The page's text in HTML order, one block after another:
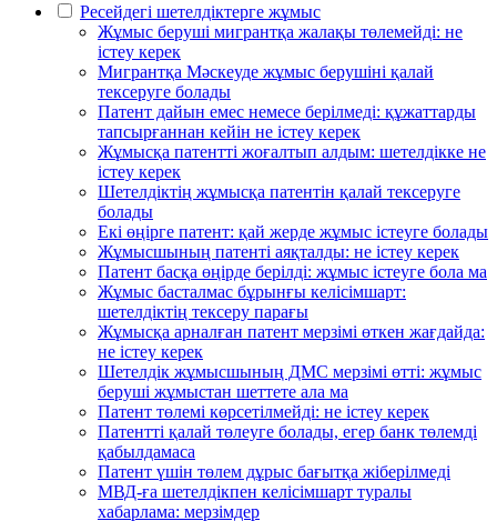
Ресейдегі шетелдіктерге жұмыс
Жұмыс беруші мигрантқа жалақы төлемейді: не
істеу керек
Мигрантқа Мәскеуде жұмыс берушіні қалай
тексеруге болады
Патент дайын емес немесе берілмеді: құжаттарды
тапсырғаннан кейін не істеу керек
Жұмысқа патентті жоғалтып алдым: шетелдікке не
істеу керек
Шетелдіктің жұмысқа патентін қалай тексеруге
болады
Екі өңірге патент: қай жерде жұмыс істеуге болады
Жұмысшының патенті аяқталды: не істеу керек
Патент басқа өңірде берілді: жұмыс істеуге бола ма
Жұмыс басталмас бұрынғы келісімшарт:
шетелдіктің тексеру парағы
Жұмысқа арналған патент мерзімі өткен жағдайда:
не істеу керек
Шетелдік жұмысшының ДМС мерзімі өтті: жұмыс
беруші жұмыстан шеттете ала ма
Патент төлемі көрсетілмейді: не істеу керек
Патентті қалай төлеуге болады, егер банк төлемді
қабылдамаса
Патент үшін төлем дұрыс бағытқа жіберілмеді
МВД-ға шетелдікпен келісімшарт туралы
хабарлама: мерзімдер